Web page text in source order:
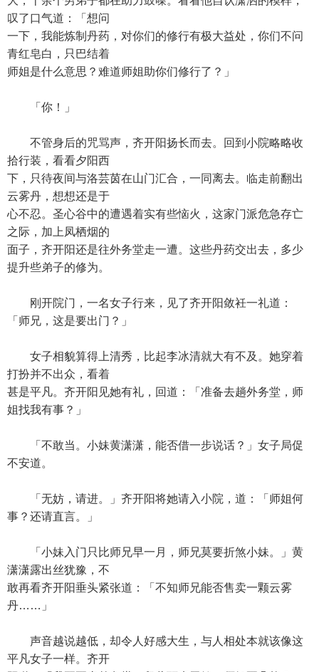
叹了口气道：「想问
一下，我能炼制丹药，对你们的修行有极大益处，你们不问
青红皂白，只巴结着
师姐是什么意思？难道师姐助你们修行了？」
「你！」
不管身后的咒骂声，齐开阳扬长而去。回到小院略略收
拾行装，看看夕阳西
下，只待夜间与洛芸茵在山门汇合，一同离去。临走前翻出
云雾丹，想想还是于
心不忍。圣心谷中的遭遇着实有些恼火，这家门派危急存亡
之际，加上凤栖烟的
面子，齐开阳还是往外务堂走一遭。这些丹药交出去，多少
提升些弟子的修为。
刚开院门，一名女子行来，见了齐开阳敛衽一礼道：
「师兄，这是要出门？」
女子相貌算得上清秀，比起李冰清就大有不及。她穿着
打扮并不出众，看着
甚是平凡。齐开阳见她有礼，回道：「准备去趟外务堂，师
姐找我有事？」
「不敢当。小妹黄潇潇，能否借一步说话？」女子局促
不安道。
「无妨，请进。」齐开阳将她请入小院，道：「师姐何
事？还请直言。」
「小妹入门只比师兄早一月，师兄莫要折煞小妹。」黄
潇潇露出丝犹豫，不
敢再看齐开阳垂头紧张道：「不知师兄能否售卖一颗云雾
丹……」
声音越说越低，却令人好感大生，与人相处本就该像这
平凡女子一样。齐开